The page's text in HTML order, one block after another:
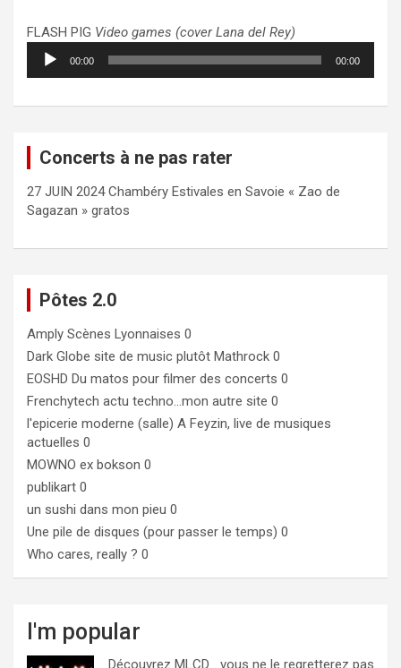
FLASH PIG Video games (cover Lana del Rey)
Lecteur
audio
00:00 00:00
Concerts à ne pas rater
27 JUIN 2024 Chambéry Estivales en Savoie « Zao de
Sagazan » gratos
Pôtes 2.0
Amply Scènes Lyonnaises 0
Dark Globe site de music plutôt Mathrock 0
EOSHD Du matos pour filmer des concerts 0
Frenchytech actu techno…mon autre site 0
l'epicerie moderne (salle) A Feyzin, live de musiques
actuelles 0
MOWNO ex bokson 0
publikart 0
un sushi dans mon pieu 0
Une pile de disques (pour passer le temps) 0
Who cares, really ? 0
I'm popular
Découvrez MLCD… vous ne le regretterez pas